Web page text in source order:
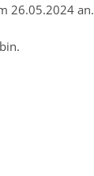
26.05.2024 an.